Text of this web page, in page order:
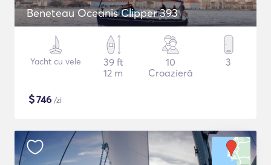
Beneteau Oceanis Clipper 393
Yacht cu vele
39 ft
12 m
10
Croazieră
3
$746 /zi